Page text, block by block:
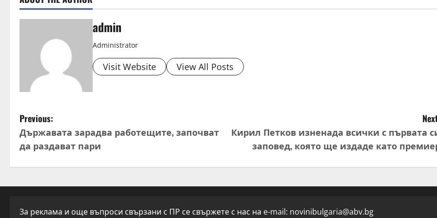
admin
Administrator
Visit Website View All Posts
P
o
s
t
n
Previous:
Държавата зарадва работещите, започват
да раздават пари
Кирил Петков изненада всички с първата
заповед, която ще издаде като
За реклама и още въпроси свързани с ПР се свържете с нас на e-mail: novinibulgaria@abv.bg